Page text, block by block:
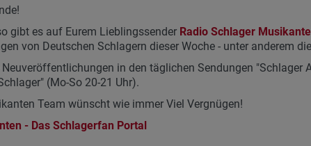
gibt es auf Eurem Lieblingssender Radio Schlager
von Deutschen Schlagern dieser Woche - unter anderem
in den täglichen Sendungen "Schlager
(Mo-So 20-21 Uhr).
Team wünscht wie immer Viel Vergnügen!
- Das Schlagerfan Portal